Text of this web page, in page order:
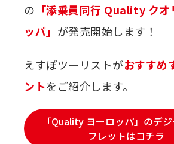
の 「添乗員同行 Quality クオ
ッパ」 が発売開始します！
えすぽツーリストがおすすめ
ントをご紹介します。
「Quality ヨーロッパ」のデ
フレットはコチラ